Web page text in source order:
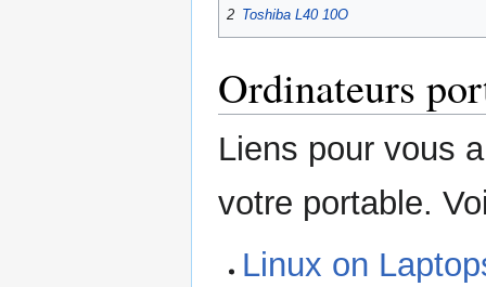
2 Toshiba L40 10O
Ordinateurs
Liens pour vous
votre portable.
Linux on